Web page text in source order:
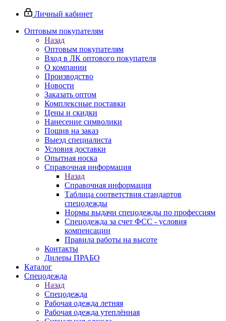
Личный кабинет
Оптовым покупателям
Назад
Оптовым покупателям
Вход в ЛК оптового покупателя
О компании
Производство
Новости
Заказать оптом
Комплексные поставки
Цены и скидки
Нанесение символики
Пошив на заказ
Выезд специалиста
Условия доставки
Опытная носка
Справочная информация
Назад
Справочная информация
Таблица соответствия стандартов
спецодежды
Нормы выдачи спецодежды по профессиям
Спецодежда за счет ФСС - условия
компенсации
Правила работы на высоте
Контакты
Дилеры ПРАБО
Каталог
Спецодежда
Назад
Спецодежда
Рабочая одежда летняя
Рабочая одежда утеплённая